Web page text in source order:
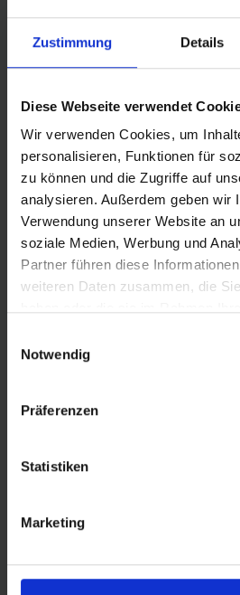
Zustimmung Details
Diese Webseite verwendet
Wir verwenden Cookies, um
personalisieren, Funktionen für
zu können und die Zugriffe auf
analysieren. Außerdem geben wir
Verwendung unserer Website an
soziale Medien, Werbung und
Partner führen diese
weiteren Daten zusammen, die
Notwendig
Präferenzen
Statistiken
Marketing
PRODUCT DESCRIPTION
Schwalbe EXTRA LIGHT bicycle
bicylce tires in 20" inch (ETRTO
weight, with the same reliability
inner tube.
DETAILS / PRODUCT DATA
search to narrow down the
the tyres using the arrows.